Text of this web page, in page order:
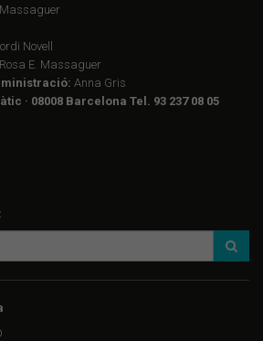
Novell
Rosa E. Massaguer
Anna Gris
· 08008 Barcelona Tel. 93 237 08 05